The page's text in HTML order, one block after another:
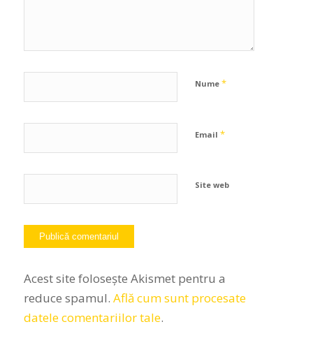
Nume *
Email *
Site web
Acest site folosește Akismet pentru a
reduce spamul. Află cum sunt procesate
datele comentariilor tale.